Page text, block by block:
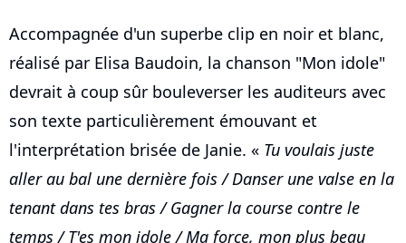
Accompagnée d'un superbe clip en noir et blanc,
réalisé par Elisa Baudoin, la chanson "Mon idole"
devrait à coup sûr bouleverser les auditeurs avec
son texte particulièrement émouvant et
l'interprétation brisée de Janie. « Tu voulais juste
aller au bal une dernière fois / Danser une valse en la
tenant dans tes bras / Gagner la course contre le
temps / T'es mon idole / Ma force, mon plus beau